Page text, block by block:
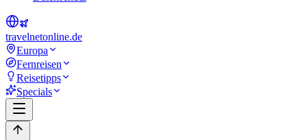
travelnetonline.de
Europa
Fernreisen
Reisetipps
Specials